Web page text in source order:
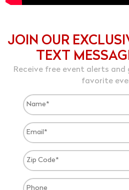
JOIN OUR
TEXT
Receive free event alerts
favorite